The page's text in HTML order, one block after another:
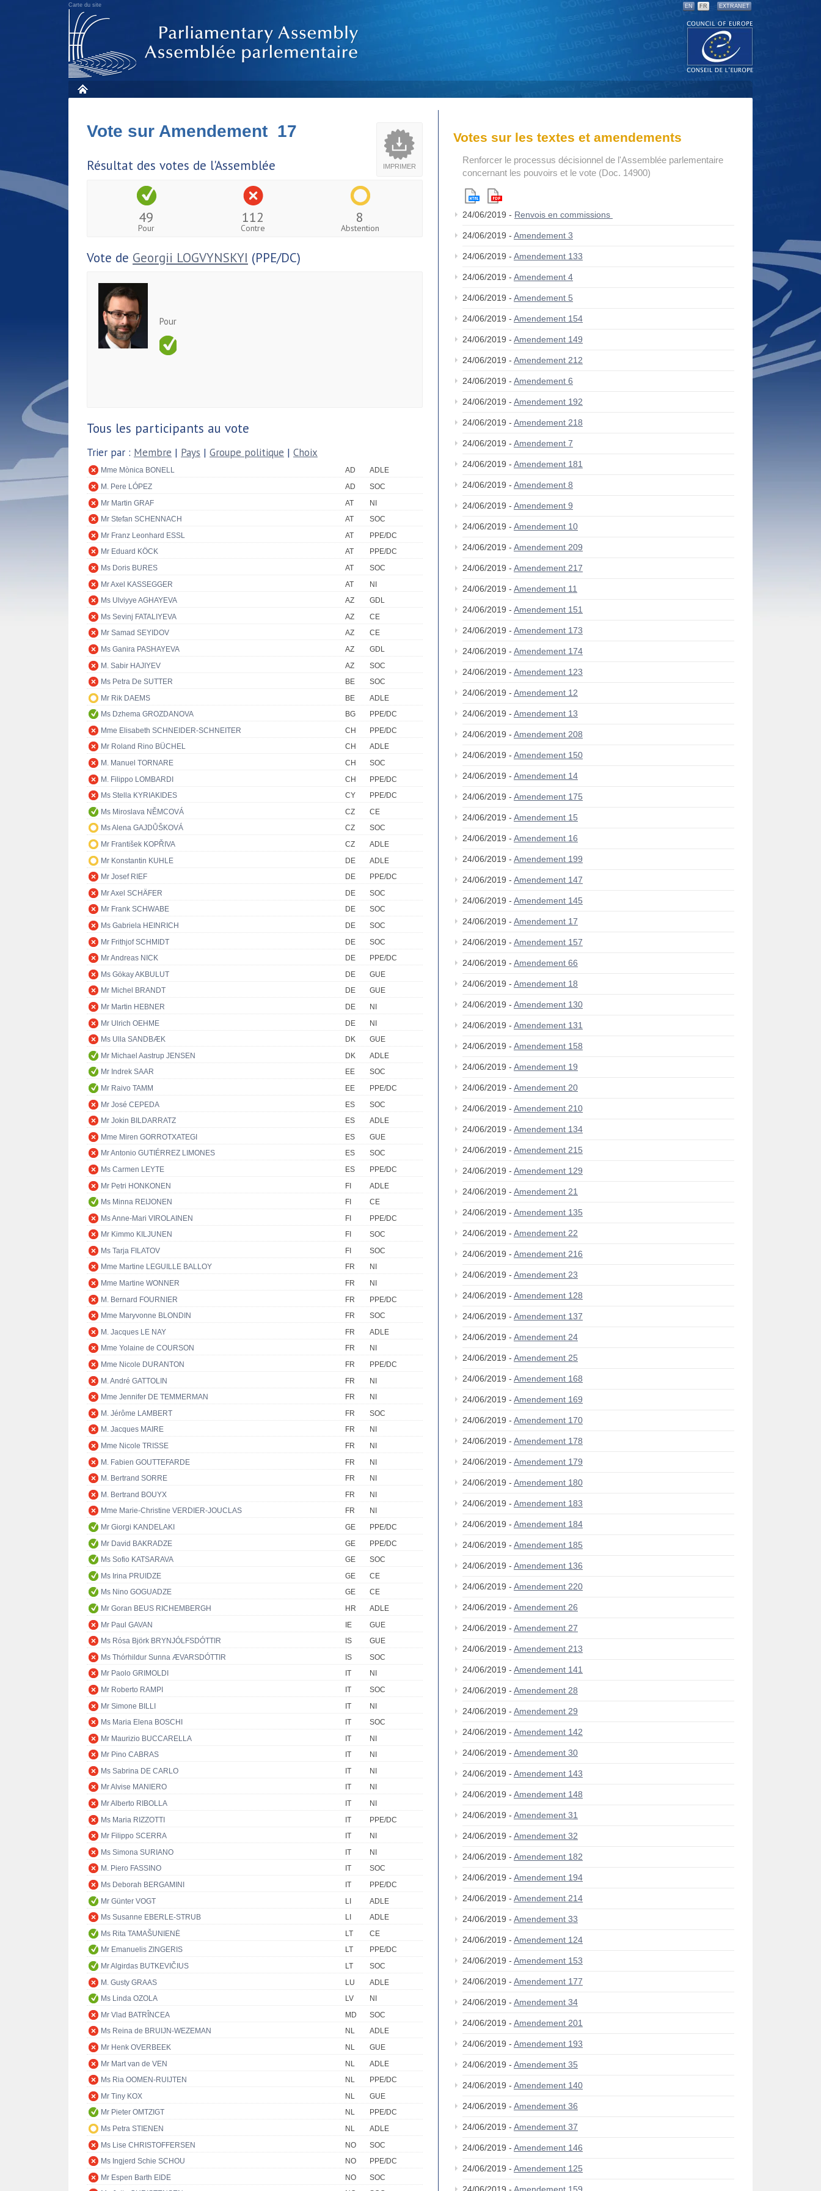
Carte du site EN FR EXTRANET
IMPRIMER
Vote sur Amendement 17
Résultat des votes de l'Assemblée
49
Pour
112
Contre
8
Abstention
Vote de Georgii LOGVYNSKYI (PPE/DC)
Pour
Tous les participants au vote
Trier par : Membre | Pays | Groupe politique | Choix
Mme Mònica BONELL AD
ADLE
M. Pere LÓPEZ
AD
SOC
Mr Martin GRAF
AT
NI
Mr Stefan SCHENNACH
AT
SOC
Mr Franz Leonhard ESSL
AT
PPE/DC
Mr Eduard KÖCK
AT
PPE/DC
Ms Doris BURES
AT
SOC
Mr Axel KASSEGGER
AT
NI
Ms Ulviyye AGHAYEVA
AZ
GDL
Ms Sevinj FATALIYEVA
AZ
CE
Mr Samad SEYIDOV
AZ
CE
Ms Ganira PASHAYEVA
AZ
GDL
M. Sabir HAJIYEV
AZ
SOC
Ms Petra De SUTTER
BE
SOC
Mr Rik DAEMS
BE
ADLE
Ms Dzhema GROZDANOVA
BG
PPE/DC
Mme Elisabeth SCHNEIDER-SCHNEITER
CH
PPE/DC
Mr Roland Rino BÜCHEL
CH
ADLE
M. Manuel TORNARE
CH
SOC
M. Filippo LOMBARDI
CH
PPE/DC
Ms Stella KYRIAKIDES
CY
PPE/DC
Ms Miroslava NĚMCOVÁ
CZ
CE
Ms Alena GAJDŮŠKOVÁ
CZ
SOC
Mr František KOPŘIVA
CZ
ADLE
Mr Konstantin KUHLE
DE
ADLE
Mr Josef RIEF
DE
PPE/DC
Mr Axel SCHÄFER
DE
SOC
Mr Frank SCHWABE
DE
SOC
Ms Gabriela HEINRICH
DE
SOC
Mr Frithjof SCHMIDT
DE
SOC
Mr Andreas NICK
DE
PPE/DC
Ms Gökay AKBULUT
DE
GUE
Mr Michel BRANDT
DE
GUE
Mr Martin HEBNER
DE
NI
Mr Ulrich OEHME
DE
NI
Ms Ulla SANDBÆK
DK
GUE
Mr Michael Aastrup JENSEN
DK
ADLE
Mr Indrek SAAR
EE
SOC
Mr Raivo TAMM
EE
PPE/DC
Mr José CEPEDA
ES
SOC
Mr Jokin BILDARRATZ
ES
ADLE
Mme Miren GORROTXATEGI
ES
GUE
Mr Antonio GUTIÉRREZ LIMONES
ES
SOC
Ms Carmen LEYTE
ES
PPE/DC
Mr Petri HONKONEN
FI
ADLE
Ms Minna REIJONEN
FI
CE
Ms Anne-Mari VIROLAINEN
FI
PPE/DC
Mr Kimmo KILJUNEN
FI
SOC
Ms Tarja FILATOV
FI
SOC
Mme Martine LEGUILLE BALLOY
FR
NI
Mme Martine WONNER
FR
NI
M. Bernard FOURNIER
FR
PPE/DC
Mme Maryvonne BLONDIN
FR
SOC
M. Jacques LE NAY
FR
ADLE
Mme Yolaine de COURSON
FR
NI
Mme Nicole DURANTON
FR
PPE/DC
M. André GATTOLIN
FR
NI
Mme Jennifer DE TEMMERMAN
FR
NI
M. Jérôme LAMBERT
FR
SOC
M. Jacques MAIRE
FR
NI
Mme Nicole TRISSE
FR
NI
M. Fabien GOUTTEFARDE
FR
NI
M. Bertrand SORRE
FR
NI
M. Bertrand BOUYX
FR
NI
Mme Marie-Christine VERDIER-JOUCLAS
FR
NI
Mr Giorgi KANDELAKI
GE
PPE/DC
Mr David BAKRADZE
GE
PPE/DC
Ms Sofio KATSARAVA
GE
SOC
Ms Irina PRUIDZE
GE
CE
Ms Nino GOGUADZE
GE
CE
Mr Goran BEUS RICHEMBERGH
HR
ADLE
Mr Paul GAVAN
IE
GUE
Ms Rósa Björk BRYNJÓLFSDÓTTIR
IS
GUE
Ms Thórhildur Sunna ÆVARSDÓTTIR
IS
SOC
Mr Paolo GRIMOLDI
IT
NI
Mr Roberto RAMPI
IT
SOC
Mr Simone BILLI
IT
NI
Ms Maria Elena BOSCHI
IT
SOC
Mr Maurizio BUCCARELLA
IT
NI
Mr Pino CABRAS
IT
NI
Ms Sabrina DE CARLO
IT
NI
Mr Alvise MANIERO
IT
NI
Mr Alberto RIBOLLA
IT
NI
Ms Maria RIZZOTTI
IT
PPE/DC
Mr Filippo SCERRA
IT
NI
Ms Simona SURIANO
IT
NI
M. Piero FASSINO
IT
SOC
Ms Deborah BERGAMINI
IT
PPE/DC
Mr Günter VOGT
LI
ADLE
Ms Susanne EBERLE-STRUB
LI
ADLE
Ms Rita TAMAŠUNIENĖ
LT
CE
Mr Emanuelis ZINGERIS
LT
PPE/DC
Mr Algirdas BUTKEVIČIUS
LT
SOC
M. Gusty GRAAS
LU
ADLE
Ms Linda OZOLA
LV
NI
Mr Vlad BATRÎNCEA
MD
SOC
Ms Reina de BRUIJN-WEZEMAN
NL
ADLE
Mr Henk OVERBEEK
NL
GUE
Mr Mart van de VEN
NL
ADLE
Ms Ria OOMEN-RUIJTEN
NL
PPE/DC
Mr Tiny KOX
NL
GUE
Mr Pieter OMTZIGT
NL
PPE/DC
Ms Petra STIENEN
NL
ADLE
Ms Lise CHRISTOFFERSEN
NO
SOC
Ms Ingjerd Schie SCHOU
NO
PPE/DC
Mr Espen Barth EIDE
NO
SOC
Votes sur les textes et amendements
Renforcer le processus décisionnel de l'Assemblée parlementaire
concernant les pouvoirs et le vote (Doc. 14900)
24/06/2019 - Renvois en commissions
24/06/2019 - Amendement 3
24/06/2019 - Amendement 133
24/06/2019 - Amendement 4
24/06/2019 - Amendement 5
24/06/2019 - Amendement 154
24/06/2019 - Amendement 149
24/06/2019 - Amendement 212
24/06/2019 - Amendement 6
24/06/2019 - Amendement 192
24/06/2019 - Amendement 218
24/06/2019 - Amendement 7
24/06/2019 - Amendement 181
24/06/2019 - Amendement 8
24/06/2019 - Amendement 9
24/06/2019 - Amendement 10
24/06/2019 - Amendement 209
24/06/2019 - Amendement 217
24/06/2019 - Amendement 11
24/06/2019 - Amendement 151
24/06/2019 - Amendement 173
24/06/2019 - Amendement 174
24/06/2019 - Amendement 123
24/06/2019 - Amendement 12
24/06/2019 - Amendement 13
24/06/2019 - Amendement 208
24/06/2019 - Amendement 150
24/06/2019 - Amendement 14
24/06/2019 - Amendement 175
24/06/2019 - Amendement 15
24/06/2019 - Amendement 16
24/06/2019 - Amendement 199
24/06/2019 - Amendement 147
24/06/2019 - Amendement 145
24/06/2019 - Amendement 17
24/06/2019 - Amendement 157
24/06/2019 - Amendement 66
24/06/2019 - Amendement 18
24/06/2019 - Amendement 130
24/06/2019 - Amendement 131
24/06/2019 - Amendement 158
24/06/2019 - Amendement 19
24/06/2019 - Amendement 20
24/06/2019 - Amendement 210
24/06/2019 - Amendement 134
24/06/2019 - Amendement 215
24/06/2019 - Amendement 129
24/06/2019 - Amendement 21
24/06/2019 - Amendement 135
24/06/2019 - Amendement 22
24/06/2019 - Amendement 216
24/06/2019 - Amendement 23
24/06/2019 - Amendement 128
24/06/2019 - Amendement 137
24/06/2019 - Amendement 24
24/06/2019 - Amendement 25
24/06/2019 - Amendement 168
24/06/2019 - Amendement 169
24/06/2019 - Amendement 170
24/06/2019 - Amendement 178
24/06/2019 - Amendement 179
24/06/2019 - Amendement 180
24/06/2019 - Amendement 183
24/06/2019 - Amendement 184
24/06/2019 - Amendement 185
24/06/2019 - Amendement 136
24/06/2019 - Amendement 220
24/06/2019 - Amendement 26
24/06/2019 - Amendement 27
24/06/2019 - Amendement 213
24/06/2019 - Amendement 141
24/06/2019 - Amendement 28
24/06/2019 - Amendement 29
24/06/2019 - Amendement 142
24/06/2019 - Amendement 30
24/06/2019 - Amendement 143
24/06/2019 - Amendement 148
24/06/2019 - Amendement 31
24/06/2019 - Amendement 32
24/06/2019 - Amendement 182
24/06/2019 - Amendement 194
24/06/2019 - Amendement 214
24/06/2019 - Amendement 33
24/06/2019 - Amendement 124
24/06/2019 - Amendement 153
24/06/2019 - Amendement 177
24/06/2019 - Amendement 34
24/06/2019 - Amendement 201
24/06/2019 - Amendement 193
24/06/2019 - Amendement 35
24/06/2019 - Amendement 140
24/06/2019 - Amendement 36
24/06/2019 - Amendement 37
24/06/2019 - Amendement 146
24/06/2019 - Amendement 125